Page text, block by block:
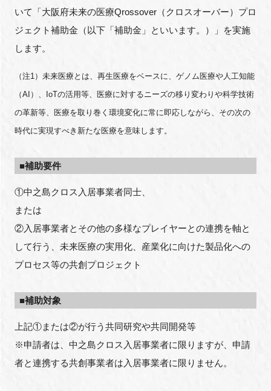
いて「大阪府未来の医療Qrossover（クロスオーバー）プロ
ジェクト補助金（以下「補助金」といいます。）」を実施
します。
（注1）未来医療とは、再生医療をベースに、ゲノム医療や人工知能
（AI）、IoTの活用等、医療に対するニーズの移り変わりや科学技術
の革新等、医療を取り巻く環境変化に常に即応しながら、その次の
時代に実現すべき新たな医療を意味します。
■補助要件
①中之島クロス入居事業者同士、
または
②入居事業者とその他の多様なプレイヤーとの連携を軸と
して行う、未来医療の実用化、産業化に向けた製品化への
プロセス等の共創プロジェクト
■補助対象
上記①または②が行う共同研究や共同開発等
※申請者は、中之島クロス入居事業者に限りますが、申請
者と連携する共創事業者は入居事業者に限りません。